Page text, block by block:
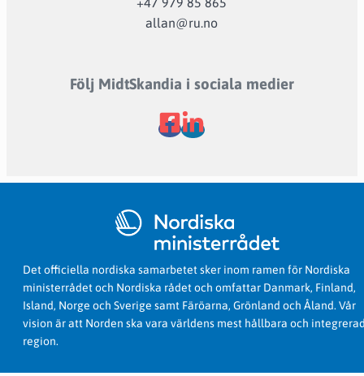
allan@ru.no
Följ MidtSkandia i sociala medier
Det officiella nordiska samarbetet sker inom ramen för Nordiska
ministerrådet och Nordiska rådet och omfattar Danmark, Finland,
Island, Norge och Sverige samt Färöarna, Grönland och Åland. Vår
vision är att Norden ska vara världens mest hållbara och
region.